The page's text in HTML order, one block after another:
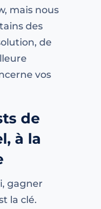
mais nous
des
de
vos
de
à la
gagner
la clé.